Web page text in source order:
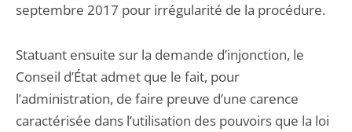
septembre 2017 pour irrégularité de la procédure.
Statuant ensuite sur la demande d’injonction, le
Conseil d’État admet que le fait, pour
l’administration, de faire preuve d’une carence
caractérisée dans l’utilisation des pouvoirs que la loi